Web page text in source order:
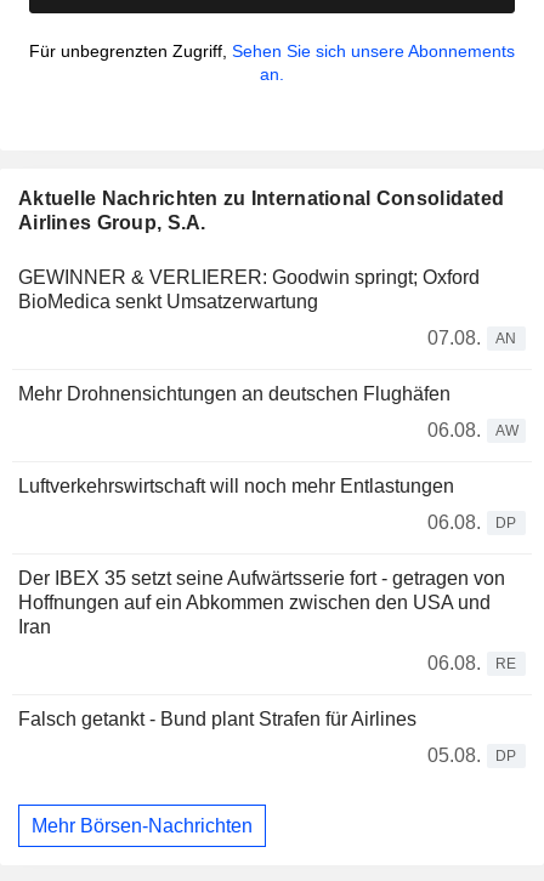
Für unbegrenzten Zugriff, Sehen Sie sich unsere Abonnements
an.
Aktuelle Nachrichten zu International Consolidated
Airlines Group, S.A.
GEWINNER & VERLIERER: Goodwin springt; Oxford
BioMedica senkt Umsatzerwartung
07.08.
AN
Mehr Drohnensichtungen an deutschen Flughäfen
06.08.
AW
Luftverkehrswirtschaft will noch mehr Entlastungen
06.08.
DP
Der IBEX 35 setzt seine Aufwärtsserie fort - getragen von
Hoffnungen auf ein Abkommen zwischen den USA und
Iran
06.08.
RE
Falsch getankt - Bund plant Strafen für Airlines
05.08.
DP
Mehr Börsen-Nachrichten